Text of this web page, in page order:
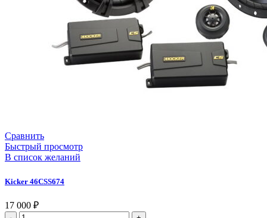
Сравнить
Быстрый просмотр
В список желаний
Kicker 46CSS674
17 000 ₽